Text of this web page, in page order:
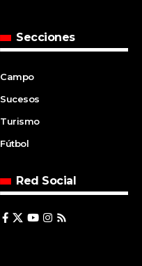
Secciones
Campo
Sucesos
Turismo
Fútbol
Red Social